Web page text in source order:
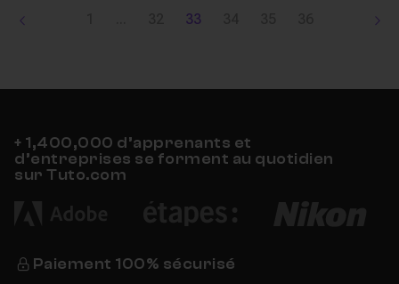
33
+ 1,400,000 d’apprenants et
d’entreprises se forment au quotidien
sur Tuto.com
Paiement 100% sécurisé